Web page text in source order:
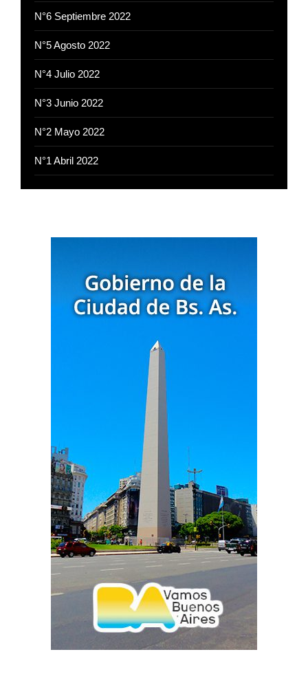
N°6 Septiembre 2022
N°5 Agosto 2022
N°4 Julio 2022
N°3 Junio 2022
N°2 Mayo 2022
N°1 Abril 2022